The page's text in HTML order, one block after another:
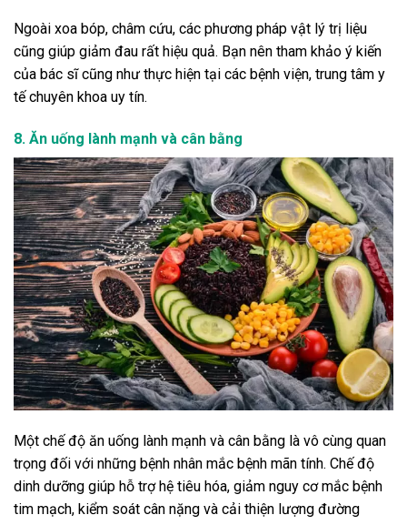
Ngoài xoa bóp, châm cứu, các phương pháp vật lý trị liệu
cũng giúp giảm đau rất hiệu quả. Bạn nên tham khảo ý kiến ​​
của bác sĩ cũng như thực hiện tại các bệnh viện, trung tâm y
tế chuyên khoa uy tín.
8. Ăn uống lành mạnh và cân bằng
Một chế độ ăn uống lành mạnh và cân bằng là vô cùng quan
trọng đối với những bệnh nhân mắc bệnh mãn tính. Chế độ
dinh dưỡng giúp hỗ trợ hệ tiêu hóa, giảm nguy cơ mắc bệnh
tim mạch, kiểm soát cân nặng và cải thiện lượng đường